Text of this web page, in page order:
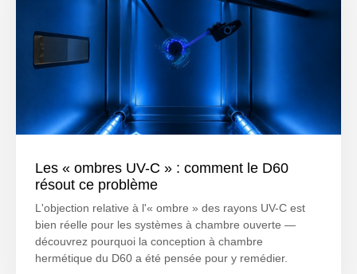
Les « ombres UV-C » : comment le D60
résout ce problème
L'objection relative à l'« ombre » des rayons UV-C est
bien réelle pour les systèmes à chambre ouverte —
découvrez pourquoi la conception à chambre
hermétique du D60 a été pensée pour y remédier.